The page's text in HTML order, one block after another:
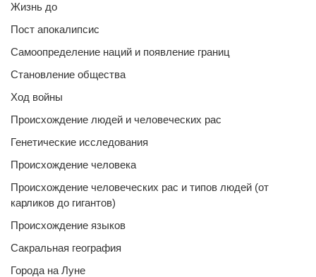
Жизнь до
Пост апокалипсис
Самоопределение наций и появление границ
Становление общества
Ход войны
Происхождение людей и человеческих рас
Генетические исследования
Происхождение человека
Происхождение человеческих рас и типов людей (от
карликов до гигантов)
Происхождение языков
Сакральная география
Города на Луне